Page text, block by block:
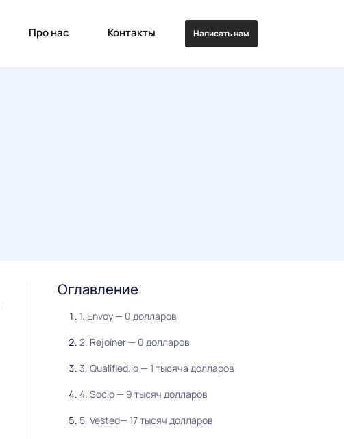
Про нас Контакты Написать нам
Оглавление
1. Envoy — 0 долларов
2. Rejoiner — 0 долларов
3. Qualified.io — 1 тысяча долларов
4. Socio — 9 тысяч долларов
5. Vested— 17 тысяч долларов